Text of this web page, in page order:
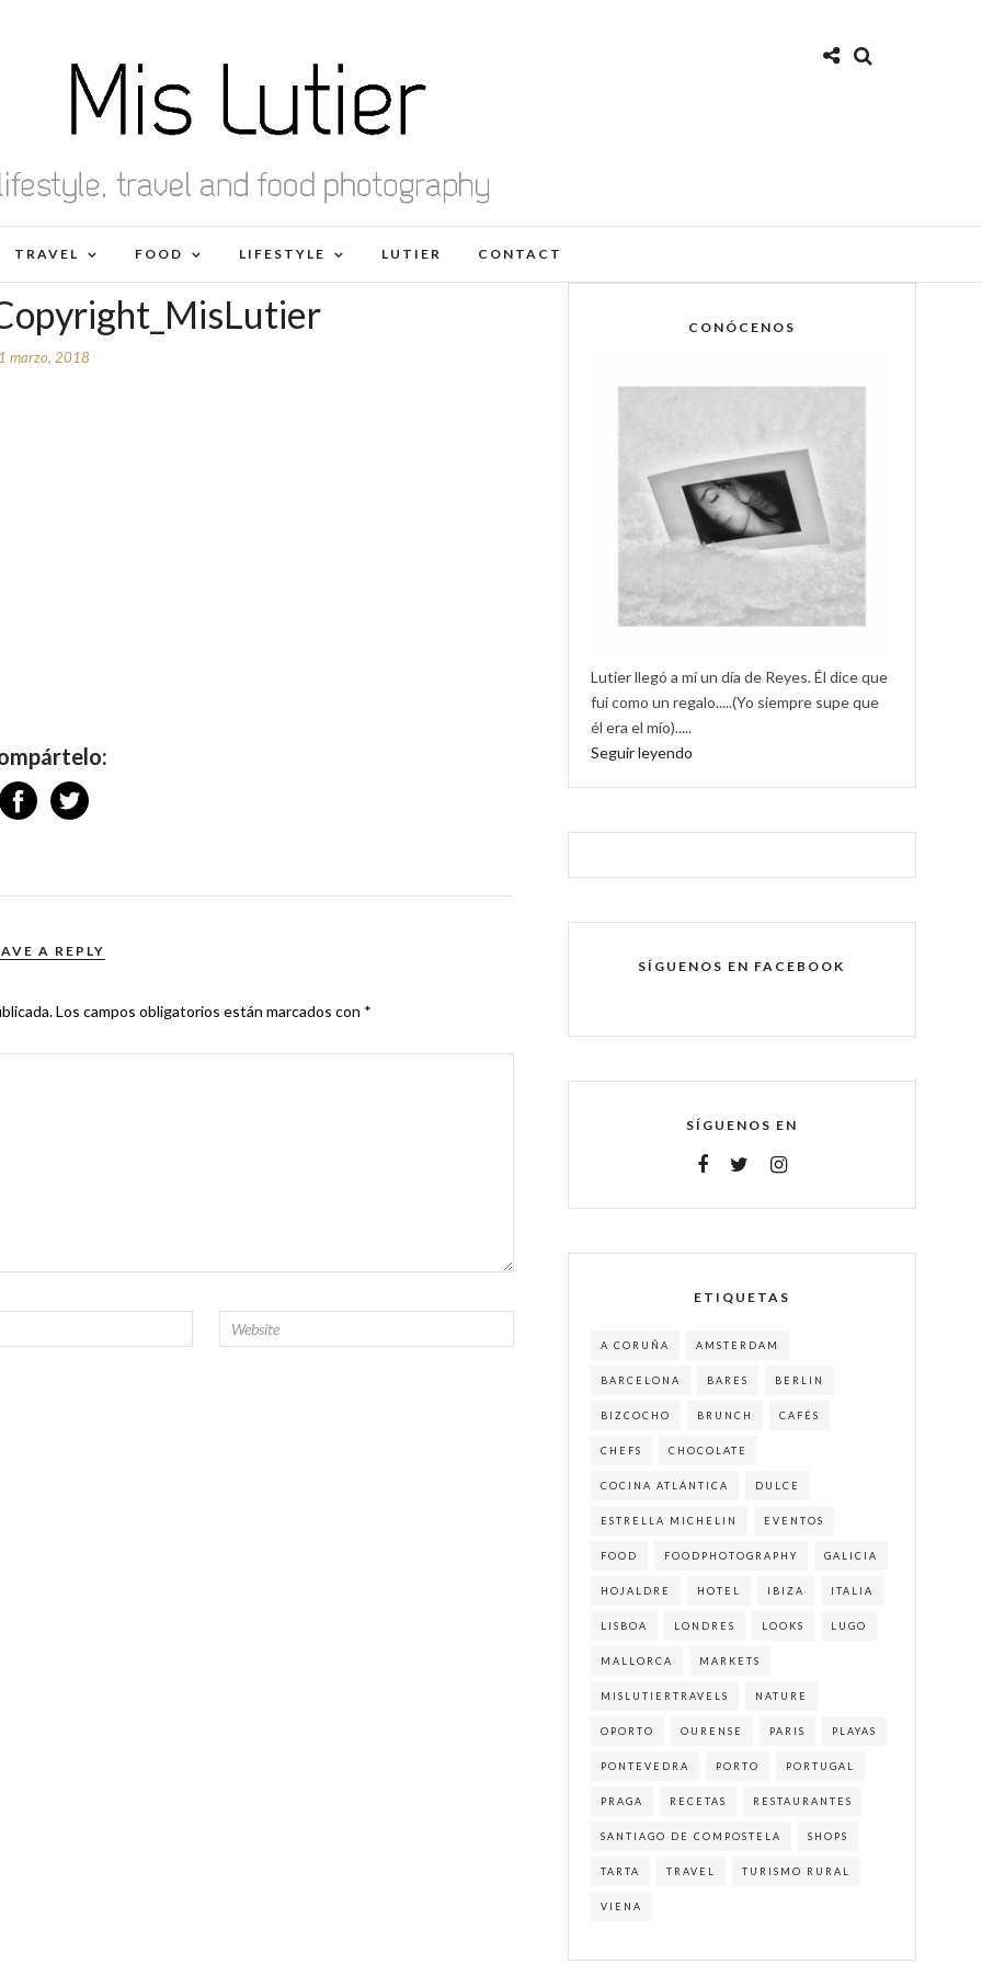
TRAVEL FOOD LIFESTYLE LUTIER CONTACT
marzo, 2018
A REPLY
Los campos obligatorios están marcados con *
CONÓCENOS
Lutier llegó a mí un día de Reyes. Él dice que
fui como un regalo.....(Yo siempre supe que
él era el mío).....
Seguir leyendo
SÍGUENOS EN FACEBOOK
SÍGUENOS EN
ETIQUETAS
A CORUÑA AMSTERDAM
BARCELONA BARES BERLIN
BIZCOCHO BRUNCH CAFÉS
CHEFS CHOCOLATE
COCINA ATLÁNTICA DULCE
ESTRELLA MICHELIN EVENTOS
FOOD FOODPHOTOGRAPHY GALICIA
HOJALDRE HOTEL IBIZA ITALIA
LISBOA LONDRES LOOKS LUGO
MALLORCA MARKETS
MISLUTIERTRAVELS NATURE
OPORTO OURENSE PARIS PLAYAS
PONTEVEDRA PORTO PORTUGAL
PRAGA RECETAS RESTAURANTES
SANTIAGO DE COMPOSTELA SHOPS
TARTA TRAVEL TURISMO RURAL
VIENA